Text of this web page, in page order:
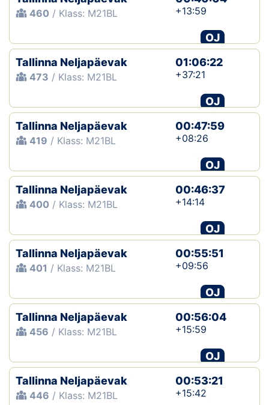
460 / Klass: M21BL +13:59
OJ
Tallinna Neljapäevak
473 / Klass: M21BL
01:06:22
+37:21
OJ
Tallinna Neljapäevak
419 / Klass: M21BL
00:47:59
+08:26
OJ
Tallinna Neljapäevak
400 / Klass: M21BL
00:46:37
+14:14
OJ
Tallinna Neljapäevak
401 / Klass: M21BL
00:55:51
+09:56
OJ
Tallinna Neljapäevak
456 / Klass: M21BL
00:56:04
+15:59
OJ
Tallinna Neljapäevak
446 / Klass: M21BL
00:53:21
+15:42